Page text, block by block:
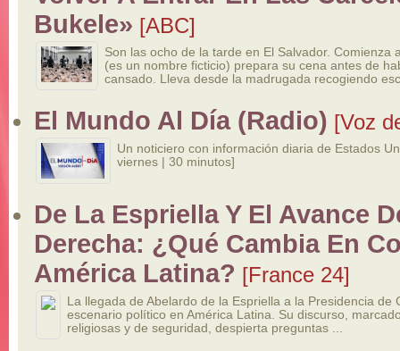
Bukele» [ABC]
Son las ocho de la tarde en El Salvador. Comienza
(es un nombre ficticio) prepara su cena antes de
cansado. Lleva desde la madrugada recogiendo
El Mundo Al Día (Radio) [Voz
Un noticiero con información diaria de Estados
viernes | 30 minutos]
De La Espriella Y El Avance
Derecha: ¿qué Cambia En
América Latina? [France 24]
La llegada de Abelardo de la Espriella a la Presidencia de
escenario político en América Latina. Su discurso,
religiosas y de seguridad, despierta preguntas ...